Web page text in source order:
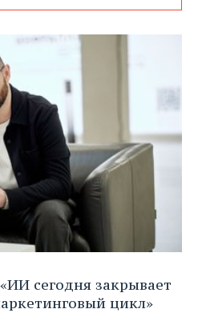
сегодня закрывает
цикл»